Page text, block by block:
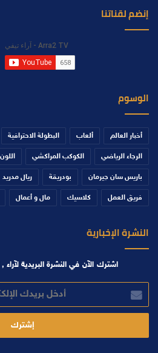
إنضم لقناتنا
الوسوم
أخبار العالم ألعاب البطولة الاحترافية
الرجاء الرياضي الكوكب المراكشي اللون
باريس سان جيرمان بودريقة ريال مدريد
فريق العمل كلاسيك مال و أعمال
النشرة الإخبارية
اشترك الآن في النشرة البريدية لآراء
أدخل
بريدك
الإلكتروني